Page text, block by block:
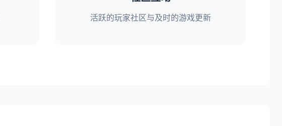
活跃的玩家社区与及时的游戏更新